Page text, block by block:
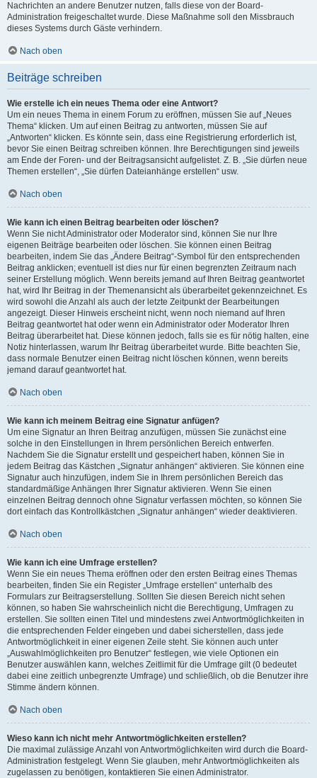
Nachrichten an andere Benutzer nutzen, falls diese von der Board-
Administration freigeschaltet wurde. Diese Maßnahme soll den Missbrauch
dieses Systems durch Gäste verhindern.
Nach oben
Beiträge schreiben
Wie erstelle ich ein neues Thema oder eine Antwort?
Um ein neues Thema in einem Forum zu eröffnen, müssen Sie auf „Neues
Thema“ klicken. Um auf einen Beitrag zu antworten, müssen Sie auf
„Antworten“ klicken. Es könnte sein, dass eine Registrierung erforderlich ist,
bevor Sie einen Beitrag schreiben können. Ihre Berechtigungen sind jeweils
am Ende der Foren- und der Beitragsansicht aufgelistet. Z. B. „Sie dürfen neue
Themen erstellen“, „Sie dürfen Dateianhänge erstellen“ usw.
Nach oben
Wie kann ich einen Beitrag bearbeiten oder löschen?
Wenn Sie nicht Administrator oder Moderator sind, können Sie nur Ihre
eigenen Beiträge bearbeiten oder löschen. Sie können einen Beitrag
bearbeiten, indem Sie das „Ändere Beitrag“-Symbol für den entsprechenden
Beitrag anklicken; eventuell ist dies nur für einen begrenzten Zeitraum nach
seiner Erstellung möglich. Wenn bereits jemand auf Ihren Beitrag geantwortet
hat, wird Ihr Beitrag in der Themenansicht als überarbeitet gekennzeichnet. Es
wird sowohl die Anzahl als auch der letzte Zeitpunkt der Bearbeitungen
angezeigt. Dieser Hinweis erscheint nicht, wenn noch niemand auf Ihren
Beitrag geantwortet hat oder wenn ein Administrator oder Moderator Ihren
Beitrag überarbeitet hat. Diese können jedoch, falls sie es für nötig halten, eine
Notiz hinterlassen, warum Ihr Beitrag überarbeitet wurde. Bitte beachten Sie,
dass normale Benutzer einen Beitrag nicht löschen können, wenn bereits
jemand darauf geantwortet hat.
Nach oben
Wie kann ich meinem Beitrag eine Signatur anfügen?
Um eine Signatur an Ihren Beitrag anzufügen, müssen Sie zunächst eine
solche in den Einstellungen in Ihrem persönlichen Bereich entwerfen.
Nachdem Sie die Signatur erstellt und gespeichert haben, können Sie in
jedem Beitrag das Kästchen „Signatur anhängen“ aktivieren. Sie können eine
Signatur auch hinzufügen, indem Sie in Ihrem persönlichen Bereich das
standardmäßige Anhängen Ihrer Signatur aktivieren. Wenn Sie einen
einzelnen Beitrag dennoch ohne Signatur verfassen möchten, so können Sie
dort einfach das Kontrollkästchen „Signatur anhängen“ wieder deaktivieren.
Nach oben
Wie kann ich eine Umfrage erstellen?
Wenn Sie ein neues Thema eröffnen oder den ersten Beitrag eines Themas
bearbeiten, finden Sie ein Register „Umfrage erstellen“ unterhalb des
Formulars zur Beitragserstellung. Sollten Sie diesen Bereich nicht sehen
können, so haben Sie wahrscheinlich nicht die Berechtigung, Umfragen zu
erstellen. Sie sollten einen Titel und mindestens zwei Antwortmöglichkeiten in
die entsprechenden Felder eingeben und dabei sicherstellen, dass jede
Antwortmöglichkeit in einer eigenen Zeile steht. Sie können auch unter
„Auswahlmöglichkeiten pro Benutzer“ festlegen, wie viele Optionen ein
Benutzer auswählen kann, welches Zeitlimit für die Umfrage gilt (0 bedeutet
dabei eine zeitlich unbegrenzte Umfrage) und schließlich, ob die Benutzer ihre
Stimme ändern können.
Nach oben
Wieso kann ich nicht mehr Antwortmöglichkeiten erstellen?
Die maximal zulässige Anzahl von Antwortmöglichkeiten wird durch die Board-
Administration festgelegt. Wenn Sie glauben, mehr Antwortmöglichkeiten als
zugelassen zu benötigen, kontaktieren Sie einen Administrator.